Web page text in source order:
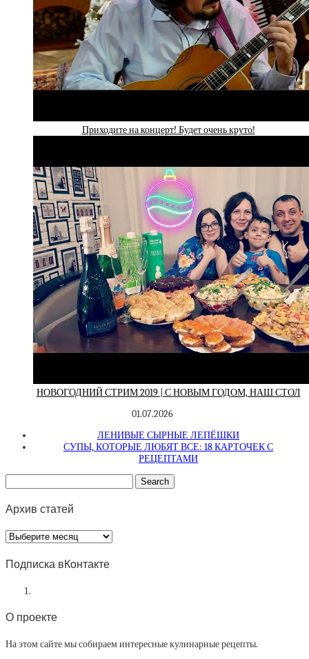
Приходите на концерт! Будет очень круто!
НОВОГОДНИЙ СТРИМ 2019 | С НОВЫМ ГОДОМ, НАШ СТОЛ
01.07.2026
ЛЕНИВЫЕ СЫРНЫЕ ЛЕПЁШКИ
СУПЫ, КОТОРЫЕ ЛЮБЯТ ВСЕ: 18 КАРТОЧЕК С
РЕЦЕПТАМИ
Архив статей
Архив
статей
Подписка вКонтакте
О проекте
На этом сайте мы собираем интересные кулинарные рецепты.